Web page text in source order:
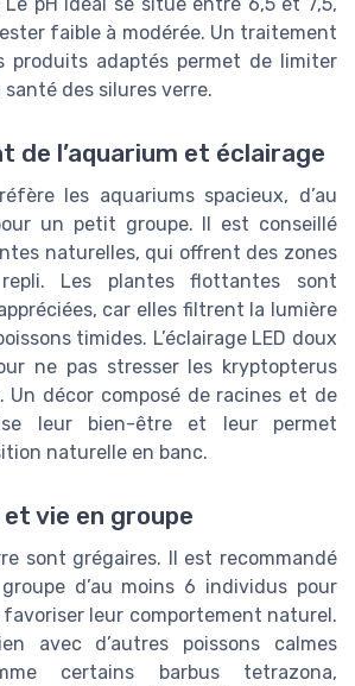
faible à modérée. Un traitement
produits adaptés permet de limiter
santé des silures verre.
de l’aquarium et éclairage
les aquariums spacieux, d’au
un petit groupe. Il est conseillé
naturelles, qui offrent des zones
Les plantes flottantes sont
car elles filtrent la lumière
timides. L’éclairage LED doux
ne pas stresser les kryptopterus
Un décor composé de racines et de
leur bien-être et leur permet
naturelle en banc.
vie en groupe
sont grégaires. Il est recommandé
d’au moins 6 individus pour
leur comportement naturel.
avec d’autres poissons calmes
certains barbus tetrazona,